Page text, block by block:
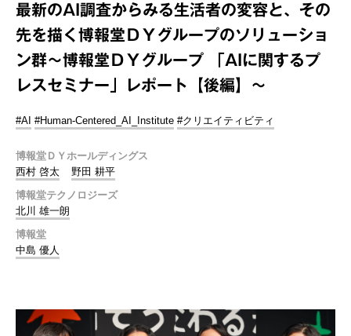
最新のAI調査からみる生活者の変容と、その
先を描く博報堂ＤＹグループのソリューショ
ン群～博報堂ＤＹグループ 「AIに関するプ
レスセミナー」レポート【後編】～
#AI #Human-Centered_AI_Institute #クリエイティビティ
博報堂ＤＹホールディングス
西村 啓太
野田 耕平
博報堂テクノロジーズ
北川 雄一朗
博報堂
中島 優人